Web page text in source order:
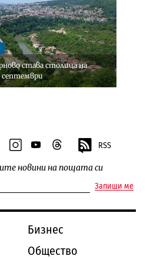
става столица на
септември
instagram
youtubethreads RSS
новини на пощата си
Запиши ме
Бизнес
Общество